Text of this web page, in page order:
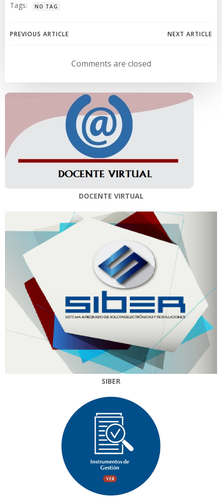
Tags: NO TAG
Navegación
entradas
PREVIOUS ARTICLE
Navegación
de
entradas
NEXT ARTICLE
Comments are closed
DOCENTE VIRTUAL
SIBER